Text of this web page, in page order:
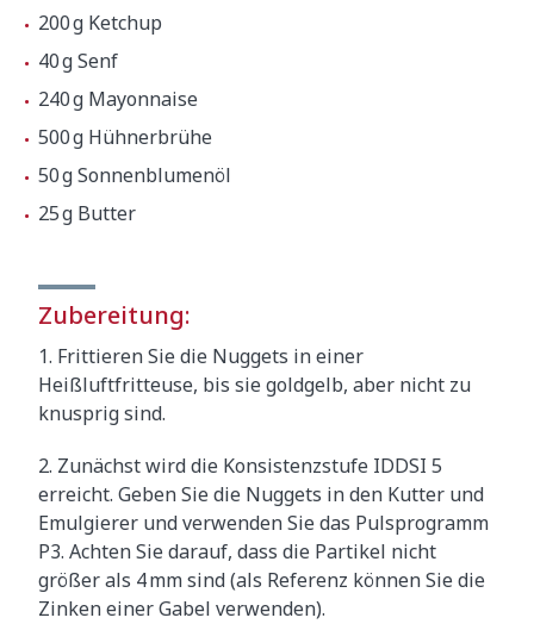
200 g Ketchup
40 g Senf
240 g Mayonnaise
500 g Hühnerbrühe
50 g Sonnenblumenöl
25 g Butter
Zubereitung:
1. Frittieren Sie die Nuggets in einer
Heißluftfritteuse, bis sie goldgelb, aber nicht zu
knusprig sind.
2. Zunächst wird die Konsistenzstufe IDDSI 5
erreicht. Geben Sie die Nuggets in den Kutter und
Emulgierer und verwenden Sie das Pulsprogramm
P3. Achten Sie darauf, dass die Partikel nicht
größer als 4 mm sind (als Referenz können Sie die
Zinken einer Gabel verwenden).